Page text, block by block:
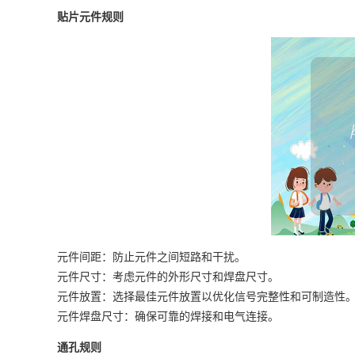
贴片元件规则
元件间距：防止元件之间短路和干扰。
元件尺寸：考虑元件的外形尺寸和焊盘尺寸。
元件放置：选择最佳元件放置以优化信号完整性和可制造性
元件焊盘尺寸：确保可靠的焊接和电气连接。
通孔规则